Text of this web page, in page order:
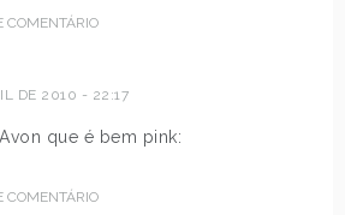
COMENTÁRIO
DE 2010 - 22:17
que é bem pink:
COMENTÁRIO